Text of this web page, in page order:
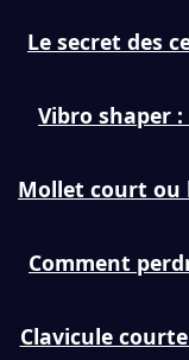
Le secret des
Vibro shaper
Mollet court ou
Comment
Clavicule